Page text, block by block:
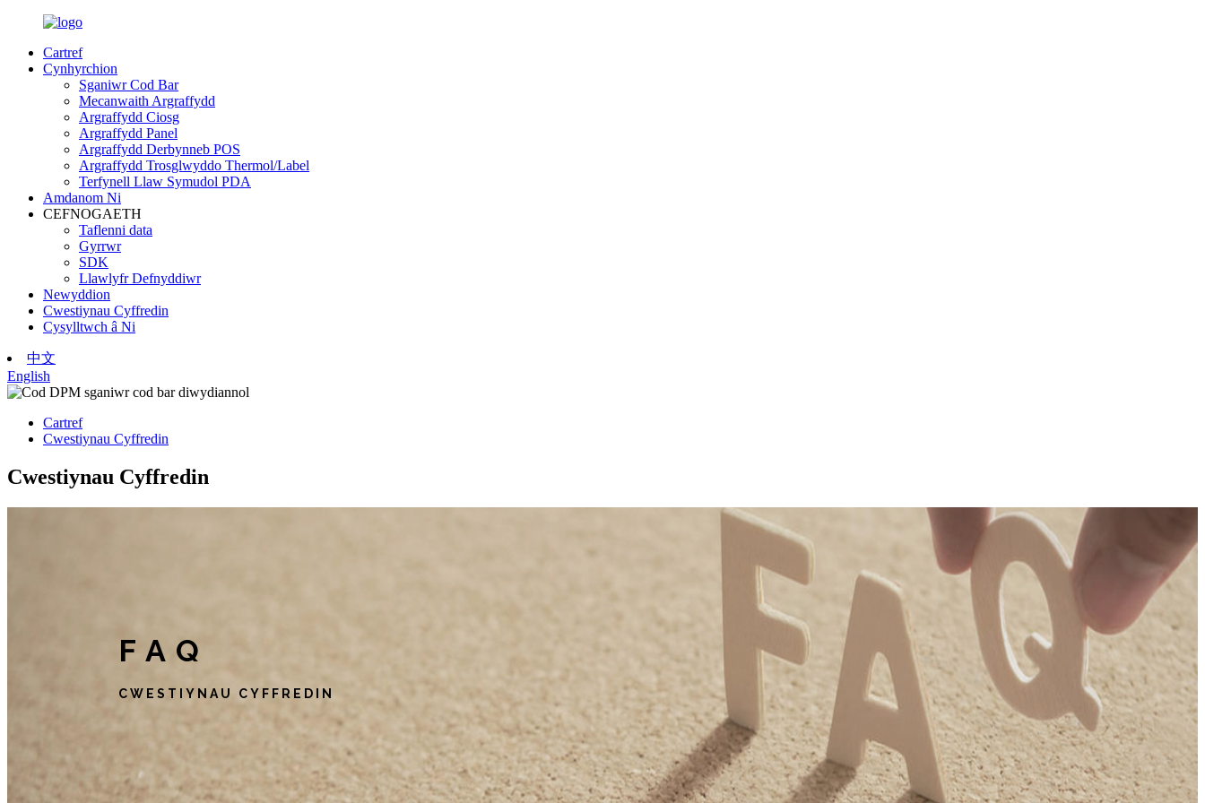
Cartref
Cynhyrchion
Sganiwr Cod Bar
Mecanwaith Argraffydd
Argraffydd Ciosg
Argraffydd Panel
Argraffydd Derbynneb POS
Argraffydd Trosglwyddo Thermol/Label
Terfynell Llaw Symudol PDA
Amdanom Ni
CEFNOGAETH
Taflenni data
Gyrrwr
SDK
Llawlyfr Defnyddiwr
Newyddion
Cwestiynau Cyffredin
Cysylltwch â Ni
中文
English
Cartref
Cwestiynau Cyffredin
Cwestiynau Cyffredin
FAQ
CWESTIYNAU CYFFREDIN